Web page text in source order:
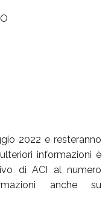
2022 e resteranno
informazioni è
di ACI al numero
anche su